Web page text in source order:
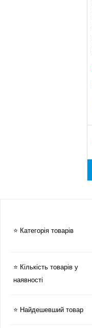
⭐ Категорія товарів
⭐ Кількість товарів у
наявності
⭐ Найдешевший товар